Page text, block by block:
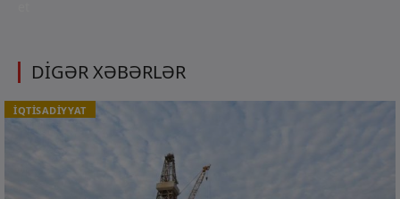
DİGƏR XƏBƏRLƏR
İQTİSADİYYAT